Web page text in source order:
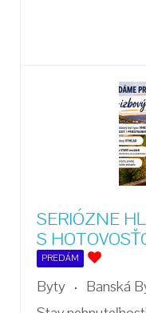
SERIÓZNE
S
PREDÁM
Byty
Banská